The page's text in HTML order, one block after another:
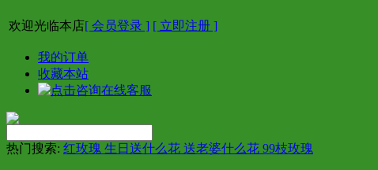
欢迎光临本店[ 会员登录 ] [ 立即注册 ]
我的订单
收藏本站
热门搜索: 红玫瑰 生日送什么花 送老婆什么花 99枝玫瑰